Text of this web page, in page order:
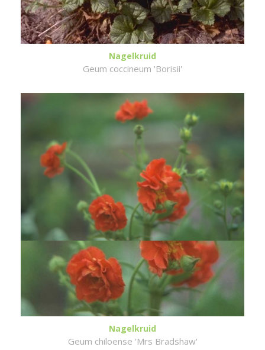
Nagelkruid
Geum coccineum 'Borisii'
Nagelkruid
Geum chiloense 'Mrs Bradshaw'